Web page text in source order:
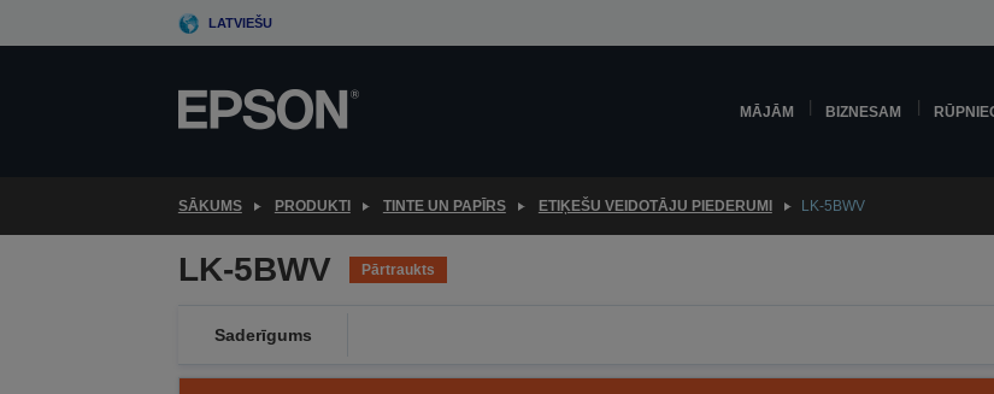
to
LATVIEŠU
MĀJĀM BIZNESAM
SĀKUMS PRODUKTI TINTE UN PAPĪRS ETIĶEŠU VEIDOTĀJU PIEDERUMI LK-5BWV
LK-5BWV Pārtraukts
Saderīgums